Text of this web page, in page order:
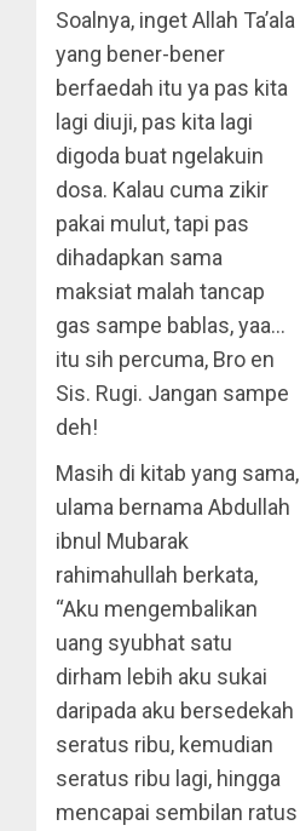
Soalnya, inget Allah Ta’ala
yang bener-bener
berfaedah itu ya pas kita
lagi diuji, pas kita lagi
digoda buat ngelakuin
dosa. Kalau cuma zikir
pakai mulut, tapi pas
dihadapkan sama
maksiat malah tancap
gas sampe bablas, yaa…
itu sih percuma, Bro en
Sis. Rugi. Jangan sampe
deh!
Masih di kitab yang sama,
ulama bernama Abdullah
ibnul Mubarak
rahimahullah berkata,
“Aku mengembalikan
uang syubhat satu
dirham lebih aku sukai
daripada aku bersedekah
seratus ribu, kemudian
seratus ribu lagi, hingga
mencapai sembilan ratus